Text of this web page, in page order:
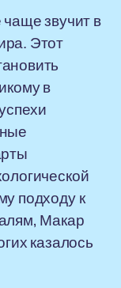
звучит в
Этот
в
подходу к
Макар
казалось